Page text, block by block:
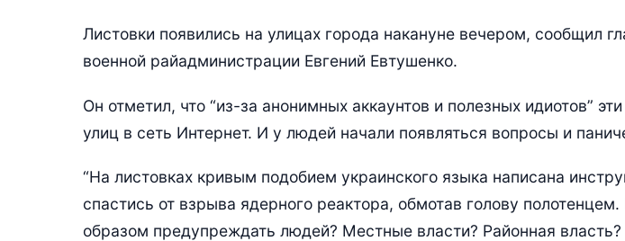
Листовки появились на улицах города накануне вечером, сообщил
военной райадминистрации Евгений Евтушенко.
Он отметил, что “из-за анонимных аккаунтов и полезных идиотов”
улиц в сеть Интернет. И у людей начали появляться вопросы и
“На листовках кривым подобием украинского языка написана
спастись от взрыва ядерного реактора, обмотав голову
образом предупреждать людей? Местные власти? Районная